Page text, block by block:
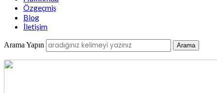
Özgeçmiş
Blog
İletişim
Arama Yapın